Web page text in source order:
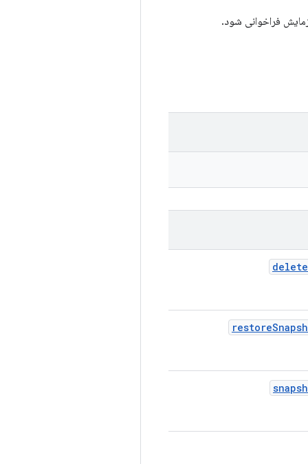
فراخوانی شود.
delete
restore